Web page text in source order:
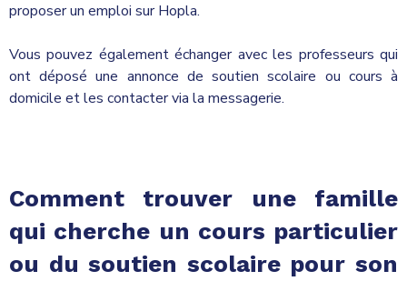
proposer un emploi sur Hopla.
Vous pouvez également échanger avec les professeurs qui
ont déposé une annonce de soutien scolaire ou cours à
domicile et les contacter via la messagerie.
Comment trouver une famille
qui cherche un cours particulier
ou du soutien scolaire pour son